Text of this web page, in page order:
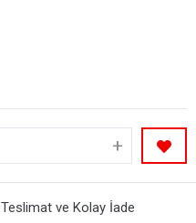
+
Teslimat ve Kolay İade